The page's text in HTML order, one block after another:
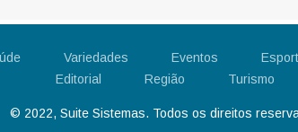
Variedades Eventos
Editorial
Região Turismo
© 2022, Suite Sistemas. Todos os direitos